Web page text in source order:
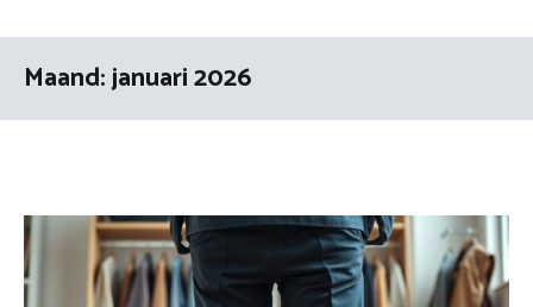
Maand:januari 2026